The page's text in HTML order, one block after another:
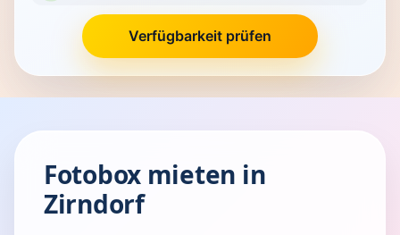
Verfügbarkeit prüfen
Fotobox mieten in
Zirndorf